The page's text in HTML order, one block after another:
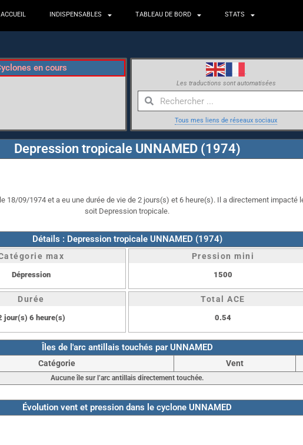
ACCUEIL INDISPENSABLES TABLEAU DE BORD STATS
en cours
Les traductions sont automatisées
Tous mes liens de réseaux sociaux
Depression tropicale UNNAMED (1974)
18/09/1974 et a eu une durée de vie de 2 jours(s) et 6 heure(s). Il a directement
soit Depression tropicale.
Détails : Depression tropicale UNNAMED (1974)
max
Dépression
Pression mini
1500
Durée
jour(s) 6 heure(s)
Total ACE
0.54
Îles de l'arc antillais touchés par UNNAMED
Catégorie Vent
Aucune île sur l’arc antillais directement touchée.
Évolution vent et pression dans le cyclone UNNAMED